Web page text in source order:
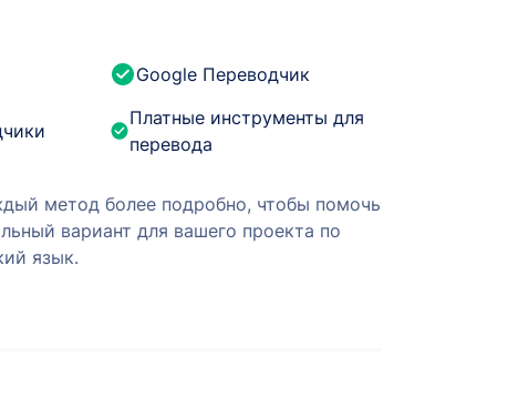
Google Переводчик
Платные инструменты для
перевода
метод более подробно, чтобы помочь
вариант для вашего проекта по
язык.